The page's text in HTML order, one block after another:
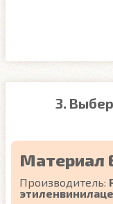
3.
Материал
Производитель: